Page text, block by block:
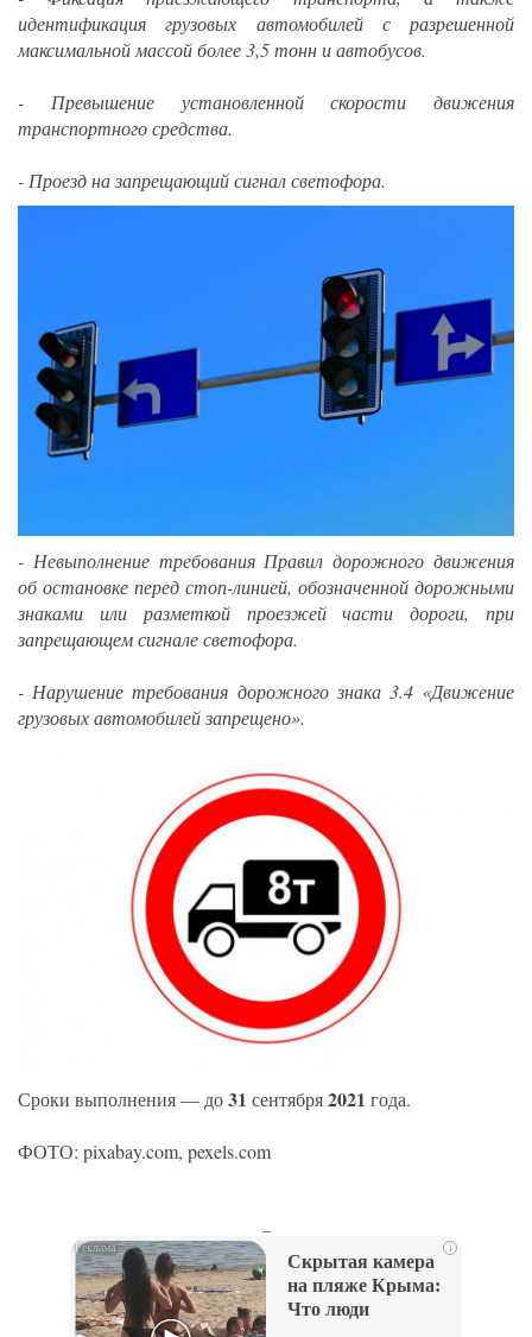
идентификация грузовых автомобилей с разрешенной
максимальной массой более 3,5 тонн и автобусов.
- Превышение установленной скорости движения
транспортного средства.
- Проезд на запрещающий сигнал светофора.
- Невыполнение требования Правил дорожного движения
об остановке перед стоп-линией, обозначенной дорожными
знаками или разметкой проезжей части дороги, при
запрещающем сигнале светофора.
- Нарушение требования дорожного знака 3.4 «Движение
грузовых автомобилей запрещено».
Сроки выполнения — до31 сентября2021 года.
ФОТО: pixabay.com, pexels.com
i
Скрытая камера
на пляже Крыма:
Что люди